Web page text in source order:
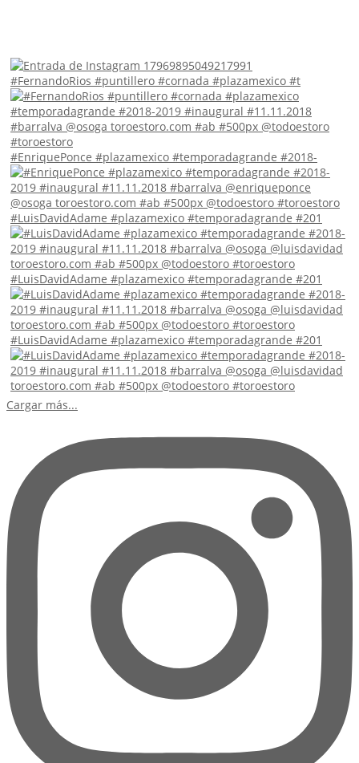
#FernandoRios #puntillero #cornada #plazamexico #t
#EnriquePonce #plazamexico #temporadagrande #2018-
#LuisDavidAdame #plazamexico #temporadagrande #201
#LuisDavidAdame #plazamexico #temporadagrande #201
#LuisDavidAdame #plazamexico #temporadagrande #201
Cargar más...